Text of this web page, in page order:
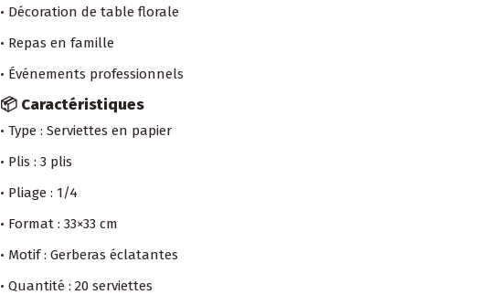
• Décoration de table florale
• Repas en famille
• Événements professionnels
📦 Caractéristiques
• Type : Serviettes en papier
• Plis : 3 plis
• Pliage : 1/4
• Format : 33×33 cm
• Motif : Gerberas éclatantes
• Quantité : 20 serviettes